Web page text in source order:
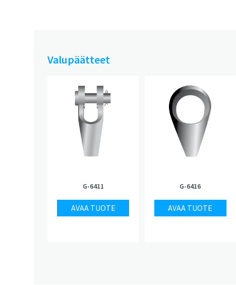
Valupäätteet
G-6411
AVAA TUOTE
G-6416
AVAA TUOTE